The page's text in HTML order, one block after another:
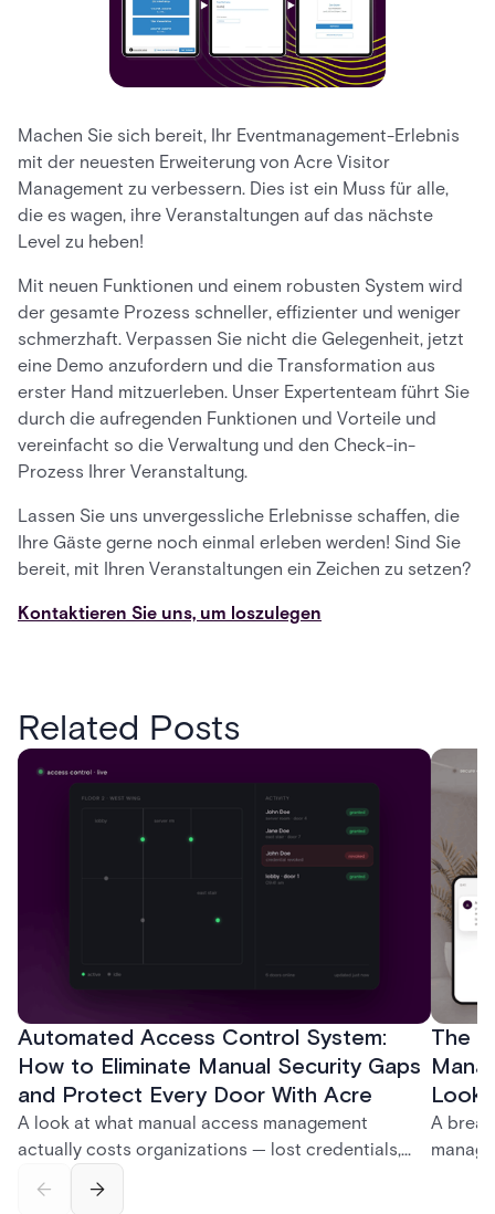
Machen Sie sich bereit, Ihr Eventmanagement-Erlebnis
mit der neuesten Erweiterung von Acre Visitor
Management zu verbessern. Dies ist ein Muss für alle,
die es wagen, ihre Veranstaltungen auf das nächste
Level zu heben!
Mit neuen Funktionen und einem robusten System wird
der gesamte Prozess schneller, effizienter und weniger
schmerzhaft. Verpassen Sie nicht die Gelegenheit, jetzt
eine Demo anzufordern und die Transformation aus
erster Hand mitzuerleben. Unser Expertenteam führt Sie
durch die aufregenden Funktionen und Vorteile und
vereinfacht so die Verwaltung und den Check-in-
Prozess Ihrer Veranstaltung.
Lassen Sie uns unvergessliche Erlebnisse schaffen, die
Ihre Gäste gerne noch einmal erleben werden! Sind Sie
bereit, mit Ihren Veranstaltungen ein Zeichen zu setzen?
Kontaktieren Sie uns, um loszulegen
Related Posts
Automated Access Control System:
How to Eliminate Manual Security Gaps
and Protect Every Door With Acre
A look at what manual access management
actually costs organizations — lost credentials,
incomplete audit trails, and wasted security hours
— and how Acre's automated access control
The
Look
A